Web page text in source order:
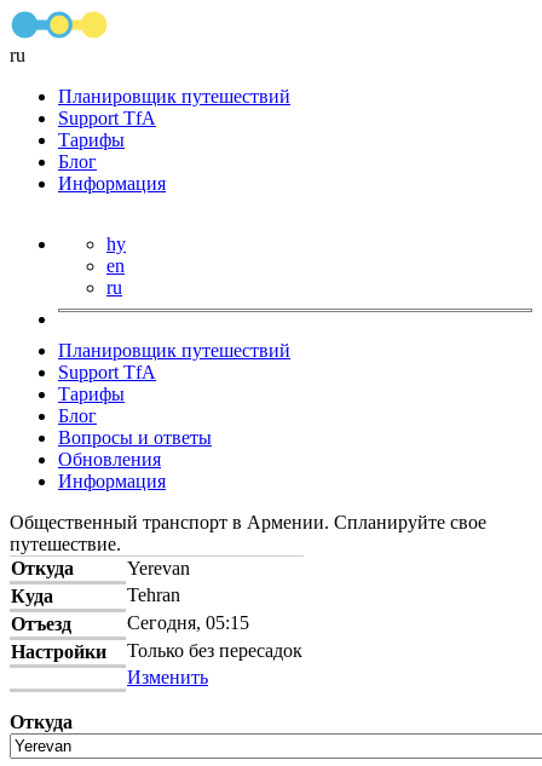
ru
Планировщик путешествий
Support TfA
Тарифы
Блог
Информация
hy
en
ru
Планировщик путешествий
Support TfA
Тарифы
Блог
Вопросы и ответы
Обновления
Информация
Общественный транспорт в Армении. Спланируйте свое
путешествие.
Откуда
Yerevan
Куда
Tehran
Отъезд
Сегодня, 05:15
Настройки
Только без пересадок
Изменить
Откуда